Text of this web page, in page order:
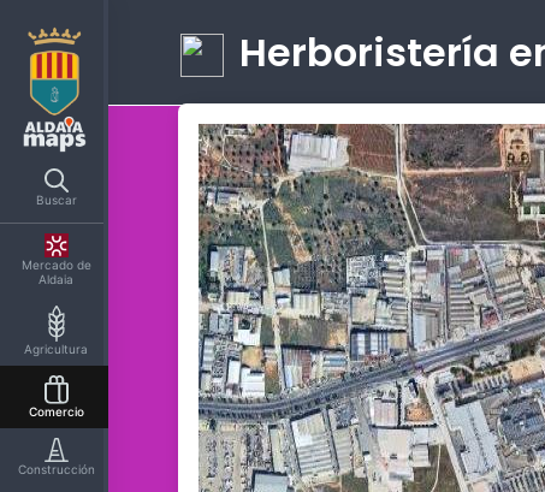
Buscar
Mercado de
Aldaia
Agricultura
Comercio
Construcción
Herboristería